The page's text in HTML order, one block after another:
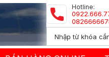
Hotline: